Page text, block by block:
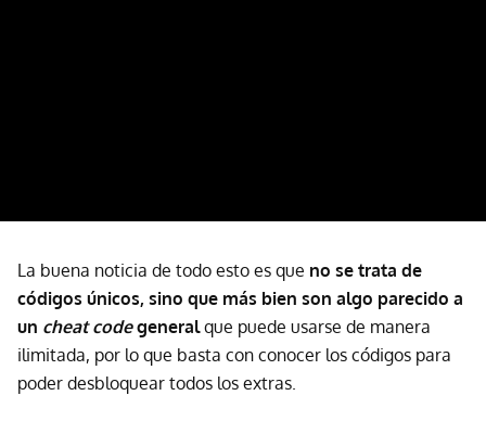
La buena noticia de todo esto es que no se trata de
códigos únicos, sino que más bien son algo parecido a
un cheat codegeneralque puede usarse de manera
ilimitada, por lo que basta con conocer los códigos para
poder desbloquear todos los extras.